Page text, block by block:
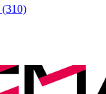
(310)